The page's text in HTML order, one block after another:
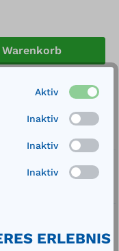
Aktiv
Inaktiv
Inaktiv
Inaktiv
ERLEBNIS